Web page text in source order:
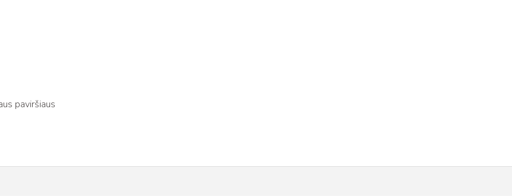
paviršiaus